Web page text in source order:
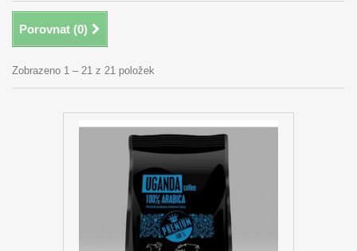
Porovnat (0)
Zobrazeno 1 – 21 z 21 položek